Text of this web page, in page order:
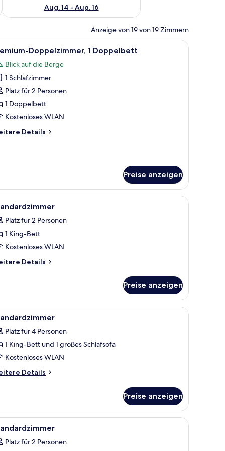
Aug. 14 - Aug. 16
Anzeige von 19 von 19 Zimmern
Bett, großem Fenster mit Bergblick und einem Balkon mit Tischen und
Ein modernes Schlafzimmer mit
5 Doppelzimmer, 1 Doppelbett
Blick auf die Berge
1 Schlafzimmer
Platz für 2 Personen
1 Doppelbett
Kostenloses WLAN
Details
Preise anzeigen
große Fenster.
zwei roten Sesseln, einem Nachttisch mit Lampe und einem großen
Ein modernes, minimalistisches
3
Platz für 2 Personen
1 King-Bett
Kostenloses WLAN
Details
Preise anzeigen
Vorhängen.Bett, einer Glastür zu einem Außenbereich und einem
Ein modernes Hotelzimmer mit Balkon,
3
Platz für 4 Personen
1 King-Bett und 1 großes Schlafsofa
Kostenloses WLAN
Details
Preise anzeigen
Badewanne, einer gläsernen Duschkabine und Bergblick
Ein modernes Badezimmer mit großem
3
Platz für 2 Personen